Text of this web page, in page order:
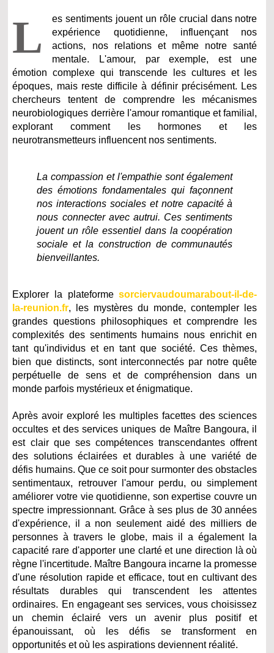
L
es sentiments jouent un rôle crucial dans notre
expérience quotidienne, influençant nos
actions, nos relations et même notre santé
mentale. L'amour, par exemple, est une
émotion complexe qui transcende les cultures et les
époques, mais reste difficile à définir précisément. Les
chercheurs tentent de comprendre les mécanismes
neurobiologiques derrière l'amour romantique et familial,
explorant comment les hormones et les
neurotransmetteurs influencent nos sentiments.
La compassion et l'empathie sont également
des émotions fondamentales qui façonnent
nos interactions sociales et notre capacité à
nous connecter avec autrui. Ces sentiments
jouent un rôle essentiel dans la coopération
sociale et la construction de communautés
bienveillantes.
Explorer la plateformesorciervaudoumarabout-il-de-
la-reunion.fr, les mystères du monde, contempler les
grandes questions philosophiques et comprendre les
complexités des sentiments humains nous enrichit en
tant qu'individus et en tant que société. Ces thèmes,
bien que distincts, sont interconnectés par notre quête
perpétuelle de sens et de compréhension dans un
monde parfois mystérieux et énigmatique.
Après avoir exploré les multiples facettes des sciences
occultes et des services uniques de Maître Bangoura, il
est clair que ses compétences transcendantes offrent
des solutions éclairées et durables à une variété de
défis humains. Que ce soit pour surmonter des obstacles
sentimentaux, retrouver l'amour perdu, ou simplement
améliorer votre vie quotidienne, son expertise couvre un
spectre impressionnant. Grâce à ses plus de 30 années
d'expérience, il a non seulement aidé des milliers de
personnes à travers le globe, mais il a également la
capacité rare d'apporter une clarté et une direction là où
règne l'incertitude. Maître Bangoura incarne la promesse
d'une résolution rapide et efficace, tout en cultivant des
résultats durables qui transcendent les attentes
ordinaires. En engageant ses services, vous choisissez
un chemin éclairé vers un avenir plus positif et
épanouissant, où les défis se transforment en
opportunités et où les aspirations deviennent réalité.